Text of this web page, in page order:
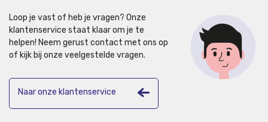
Loop je vast of heb je vragen? Onze
klantenservice staat klaar om je te
helpen! Neem gerust contact met ons op
of kijk bij onze veelgestelde vragen.
Naar onze klantenservice